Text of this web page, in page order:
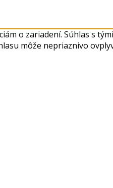
o zariadení. Súhlas s
môže nepriaznivo